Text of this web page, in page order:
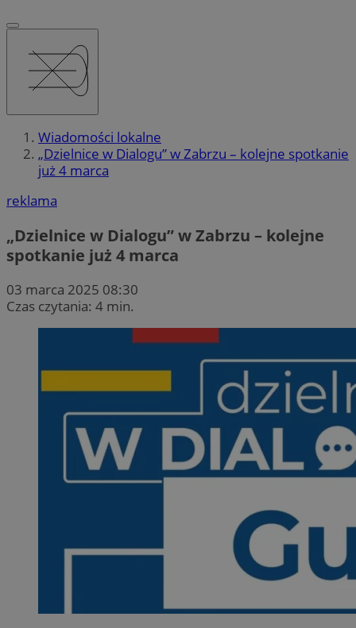
Wiadomości lokalne
„Dzielnice w Dialogu” w Zabrzu – kolejne spotkanie
już 4 marca
reklama
„Dzielnice w Dialogu” w Zabrzu – kolejne
spotkanie już 4 marca
03 marca 2025 08:30
Czas czytania: 4 min.